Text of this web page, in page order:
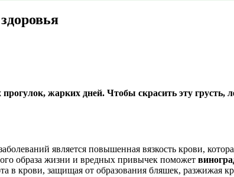
жарких дней. Чтобы скрасить эту грусть,
является повышенная вязкость крови,
образа жизни и вредных привычек поможет
в крови, защищая от образования бляшек, разжижая